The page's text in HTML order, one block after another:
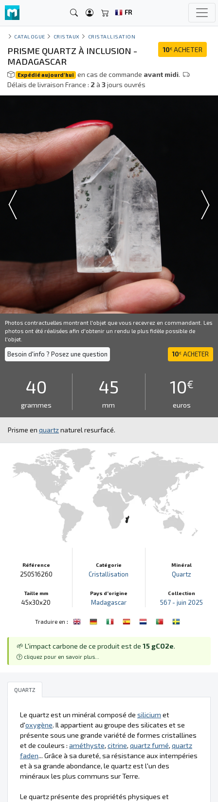
FR
CATALOGUE CRISTAUX CRISTALLISATION
10€ ACHETER
PRISME QUARTZ À INCLUSION -
MADAGASCAR
Expédié aujourd'hui en cas de commande avant midi.
Délais de livraison France : 2 à 3jours ouvrés
Photos contractuelles montrant l'objet que vous recevrez en commandant. Les
photos ont été réalisées afin d'obtenir un rendu le plus fidèle possible de
l'objet.
Besoin d'info ? Posez une question 10€ ACHETER
40
grammes
45
mm
10€
euros
Prisme en quartznaturel resurfacé.
Référence
250516260
Taille mm
45x30x20
Catégorie
Cristallisation
Pays d'origine
Madagascar
Minéral
Quartz
Collection
567 - juin 2025
Traduire en :
🌱 L'impact carbone de ce produit est de 15 gCO2e.
cliquez pour en savoir plus...
QUARTZ
Le quartz est un minéral composé de silicium et
d'oxygène. Il appartient au groupe des silicates et se
présente sous une grande variété de formes cristallines
et de couleurs : améthyste, citrine, quartz fumé, quartz
faden... Grâce à sa dureté, sa résistance aux intempéries
et à sa grande abondance, le quartz est l'un des
minéraux les plus communs sur Terre.
Le quartz présente des propriétés physiques et